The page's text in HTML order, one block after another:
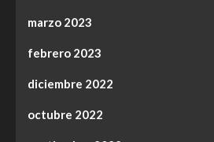
marzo 2023
febrero 2023
diciembre 2022
octubre 2022